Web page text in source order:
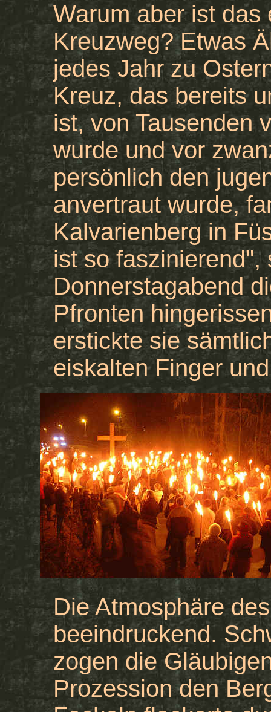
Warum aber ist das
Kreuzweg? Etwas
jedes Jahr zu
Kreuz, das bereits
ist, von Tausenden
wurde und vor
persönlich den
anvertraut wurde,
Kalvarienberg in
ist so faszinierend",
Donnerstagabend
Pfronten
erstickte sie
eiskalten Finger
Die Atmosphäre
beeindruckend.
zogen die
Prozession den